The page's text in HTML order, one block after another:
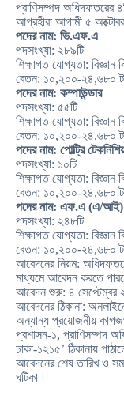
প্রাণিসম্পদ অধিদফতরের
আগ্রহীরা আগামী ৫
পদের নাম: ভি.এফ.এ
পদসংখ্যা: ২৮৯টি
শিক্ষাগত যোগ্যতা: বিজ্ঞান
বেতন: ১০,২০০-২৪,৬৮০
পদের নাম: কম্পাউন্ডার
পদসংখ্যা: ৫৫টি
শিক্ষাগত যোগ্যতা: বিজ্ঞান
বেতন: ১০,২০০-২৪,৬৮০
পদের নাম: পোল্ট্রি
পদসংখ্যা: ১০টি
শিক্ষাগত যোগ্যতা: বিজ্ঞান
বেতন: ১০,২০০-২৪,৬৮০
পদের নাম: এফ.এ (এ/আই)
পদসংখ্যা: ২৪৮টি
শিক্ষাগত যোগ্যতা: বিজ্ঞান
বেতন: ১০,২০০-২৪,৬৮০
আবেদনের নিয়ম:
মাধ্যমে আবেদন করতে
আবেদন শুরু: ৪ সেপ্টেম্বর
আবেদনের ঠিকানা:
অন্যান্য প্রয়োজনীয়
প্রশাসন-১, প্রাণিসম্পদ
ঢাকা-১২১৫’ ঠিকানায়
আবেদনের শেষ তারিখ ও
ঘটিকা।